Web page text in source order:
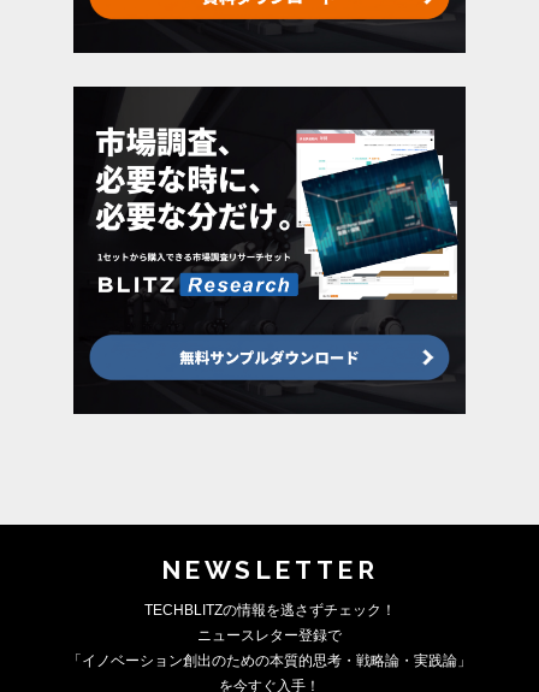
NEWSLETTER
TECHBLITZの情報を逃さずチェック！
ニュースレター登録で
「イノベーション創出のための本質的思考・戦略論・実践論」
を今すぐ入手！